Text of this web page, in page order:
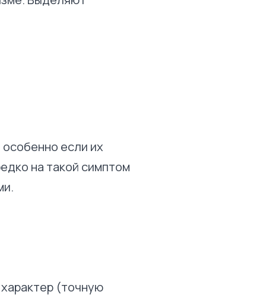
если их
на такой симптом
(точную